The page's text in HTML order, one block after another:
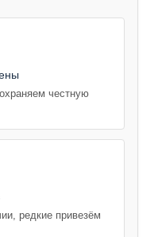
честную
редкие привезём